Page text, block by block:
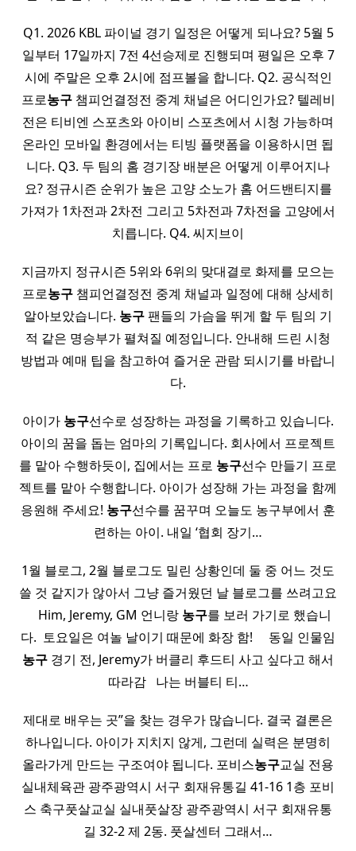
Q1. 2026 KBL 파이널 경기 일정은 어떻게 되나요? 5월 5
일부터 17일까지 7전 4선승제로 진행되며 평일은 오후 7
시에 주말은 오후 2시에 점프볼을 합니다. Q2. 공식적인
프로농구챔피언결정전 중계 채널은 어디인가요? 텔레비
전은 티비엔 스포츠와 아이비 스포츠에서 시청 가능하며
온라인 모바일 환경에서는 티빙 플랫폼을 이용하시면 됩
니다. Q3. 두 팀의 홈 경기장 배분은 어떻게 이루어지나
요? 정규시즌 순위가 높은 고양 소노가 홈 어드밴티지를
가져가 1차전과 2차전 그리고 5차전과 7차전을 고양에서
치릅니다. Q4. 씨지브이
지금까지 정규시즌 5위와 6위의 맞대결로 화제를 모으는
프로농구 챔피언결정전 중계 채널과 일정에 대해 상세히
알아보았습니다. 농구 팬들의 가슴을 뛰게 할 두 팀의 기
적 같은 명승부가 펼쳐질 예정입니다. 안내해 드린 시청
방법과 예매 팁을 참고하여 즐거운 관람 되시기를 바랍니
다.
아이가 농구선수로 성장하는 과정을 기록하고 있습니다.
아이의 꿈을 돕는 엄마의 기록입니다. 회사에서 프로젝트
를 맡아 수행하듯이, 집에서는 프로 농구선수 만들기 프로
젝트를 맡아 수행합니다. 아이가 성장해 가는 과정을 함께
응원해 주세요! 농구선수를 꿈꾸며 오늘도 농구부에서 훈
련하는 아이. 내일 ‘협회 장기…
1월 블로그, 2월 블로그도 밀린 상황인데 둘 중 어느 것도
쓸 것 같지가 않아서 그냥 즐거웠던 날 블로그를 쓰려고요
​ ​ ​ ​ Him, Jeremy, GM 언니랑 농구를 보러 가기로 했습니
다. ​ 토요일은 여놀 날이기 때문에 화장 함! ​ ​ ​ ​ 동일 인물임
농구 경기 전, Jeremy가 버클리 후드티 사고 싶다고 해서
따라감 ​ ​ 나는 버블티 티…
제대로 배우는 곳”을 찾는 경우가 많습니다. 결국 결론은
하나입니다. 아이가 지치지 않게, 그런데 실력은 분명히
올라가게 만드는 구조여야 됩니다. 포비스농구교실 전용
실내체육관 광주광역시 서구 회재유통길 41-16 1층 포비
스 축구풋살교실 실내풋살장 광주광역시 서구 회재유통
길 32-2 제 2동. 풋살센터 그래서…